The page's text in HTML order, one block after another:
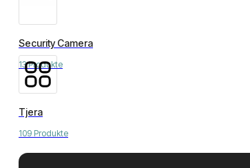
Security Camera
13 Produkte
Tjera
109 Produkte